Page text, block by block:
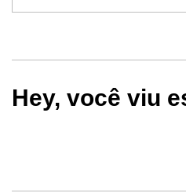
Hey, você viu